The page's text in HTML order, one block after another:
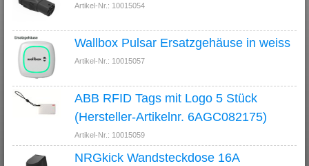
Artikel-Nr.: 10015054
Wallbox Pulsar Ersatzgehäuse in weiss
Artikel-Nr.: 10015057
ABB RFID Tags mit Logo 5 Stück
(Hersteller-Artikelnr. 6AGC082175)
Artikel-Nr.: 10015059
NRGkick Wandsteckdose 16A